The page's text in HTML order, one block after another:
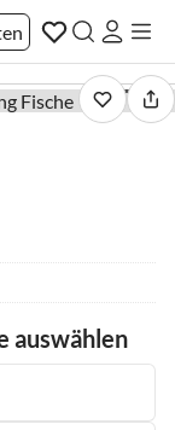
1 / 20
auswählen